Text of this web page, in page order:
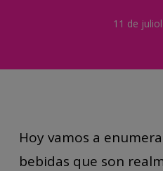
11 de
Hoy vamos a
bebidas que son